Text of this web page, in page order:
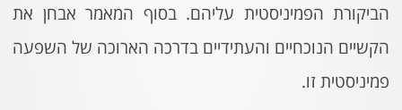
הביקורת הפמיניסטית עליהם. בסוף המאמר אבחן את
הקשיים הנוכחיים והעתידיים בדרכה הארוכה של השפעה
פמיניסטית זו.